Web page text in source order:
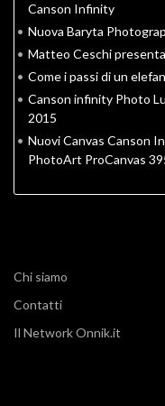
Canson Infinity
• Nuova Baryta
• Matteo Ceschi
• Come i passi di un
• Canson infinity Photo
2015
• Nuovi Canvas Canson
PhotoArt ProCanvas
Chi siamo
Contatti
Il Network Onnik.it